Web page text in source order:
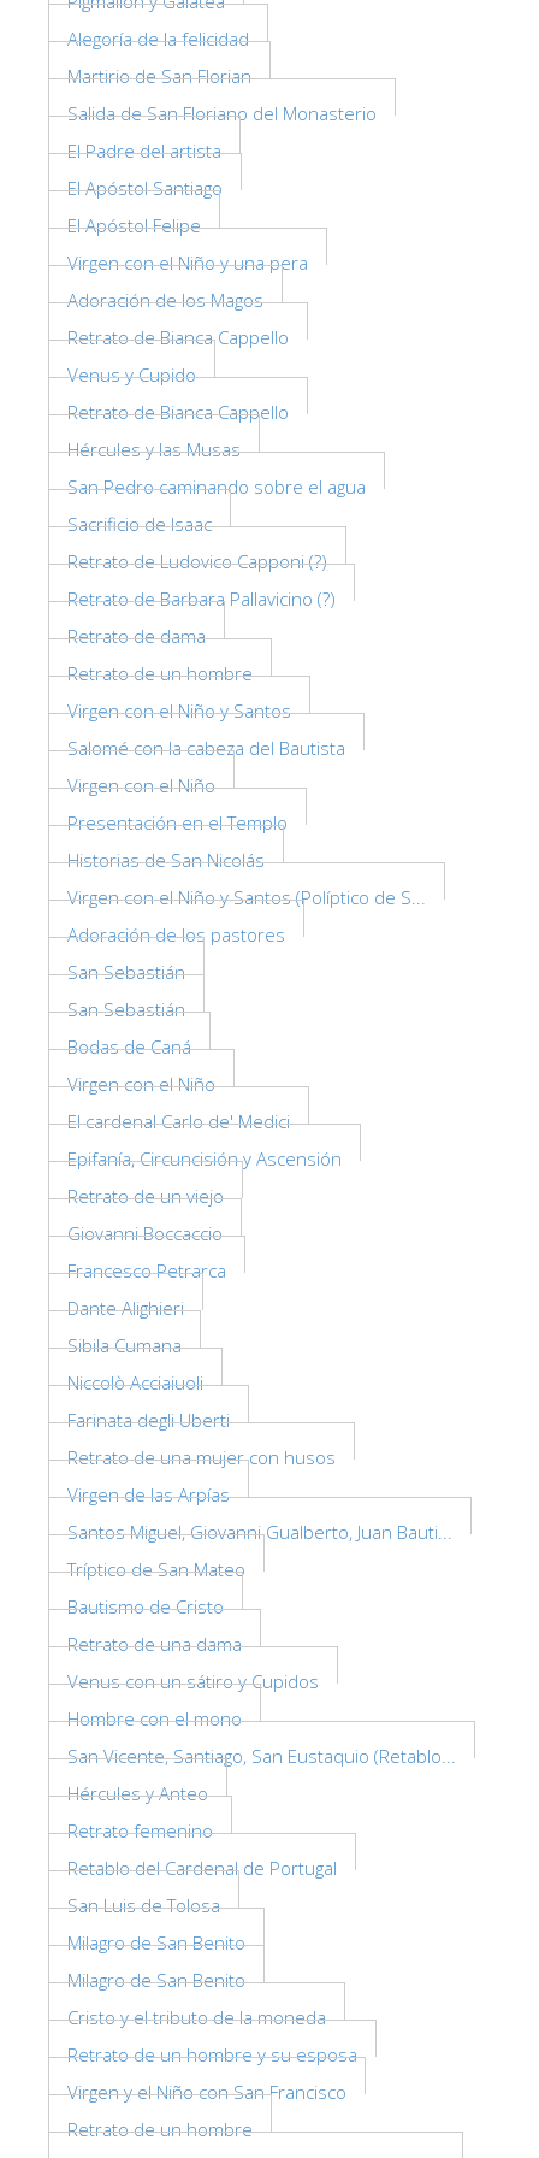
La Torre de Arnolfo
Corredor de Vasari
Santa Croce
Reserve ahora
Reserve una visita guiada
Sólo billetes con entrada rápida
DEUTSCH
FRANÇAIS
ESPAÑOL
Alegoría de la felicidad
Martirio de San Florian
Salida de San Floriano del Monasterio
El Padre del artista
El Apóstol Santiago
El Apóstol Felipe
Virgen con el Niño y una pera
Adoración de los Magos
Retrato de Bianca Cappello
Venus y Cupido
Retrato de Bianca Cappello
Hércules y las Musas
San Pedro caminando sobre el agua
Sacrificio de Isaac
Retrato de Ludovico Capponi (?)
Retrato de Barbara Pallavicino (?)
Retrato de dama
Retrato de un hombre
Virgen con el Niño y Santos
Salomé con la cabeza del Bautista
Virgen con el Niño
Presentación en el Templo
Historias de San Nicolás
Virgen con el Niño y Santos (Políptico de S...
Adoración de los pastores
San Sebastián
San Sebastián
Bodas de Caná
Virgen con el Niño
El cardenal Carlo de' Medici
Epifanía, Circuncisión y Ascensión
Retrato de un viejo
Giovanni Boccaccio
Francesco Petrarca
Dante Alighieri
Sibila Cumana
Niccolò Acciaiuoli
Farinata degli Uberti
Retrato de una mujer con husos
Virgen de las Arpías
Santos Miguel, Giovanni Gualberto, Juan Bauti...
Tríptico de San Mateo
Bautismo de Cristo
Retrato de una dama
Venus con un sátiro y Cupidos
Hombre con el mono
San Vicente, Santiago, San Eustaquio (Retablo...
Hércules y Anteo
Retrato femenino
Retablo del Cardenal de Portugal
San Luis de Tolosa
Milagro de San Benito
Milagro de San Benito
Cristo y el tributo de la moneda
Retrato de un hombre y su esposa
Virgen y el Niño con San Francisco
Retrato de un hombre